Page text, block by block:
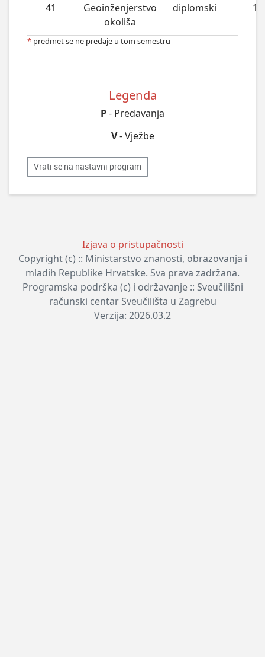
41
Geoinženjerstvo
okoliša
diplomski 1
* predmet se ne predaje u tom semestru
Legenda
P- Predavanja
V- Vježbe
Vrati se na nastavni program
Izjava o pristupačnosti
Copyright (c) :: Ministarstvo znanosti, obrazovanja i
mladih Republike Hrvatske. Sva prava zadržana.
Programska podrška (c) i održavanje :: Sveučilišni
računski centar Sveučilišta u Zagrebu
Verzija: 2026.03.2